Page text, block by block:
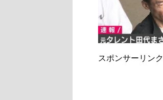
スポンサーリンク